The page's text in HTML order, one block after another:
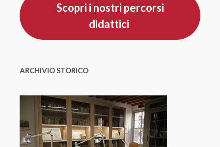
Scopri i nostri percorsi
didattici
ARCHIVIO STORICO